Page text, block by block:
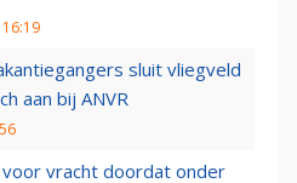
sluit vliegveld
aan bij ANVR
vracht doordat onder